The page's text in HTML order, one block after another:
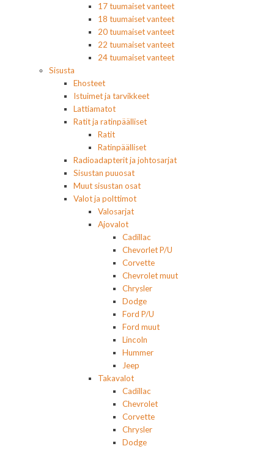
17 tuumaiset vanteet
18 tuumaiset vanteet
20 tuumaiset vanteet
22 tuumaiset vanteet
24 tuumaiset vanteet
Sisusta
Ehosteet
Istuimet ja tarvikkeet
Lattiamatot
Ratit ja ratinpäälliset
Ratit
Ratinpäälliset
Radioadapterit ja johtosarjat
Sisustan puuosat
Muut sisustan osat
Valot ja polttimot
Valosarjat
Ajovalot
Cadillac
Chevorlet P/U
Corvette
Chevrolet muut
Chrysler
Dodge
Ford P/U
Ford muut
Lincoln
Hummer
Jeep
Takavalot
Cadillac
Chevrolet
Corvette
Chrysler
Dodge